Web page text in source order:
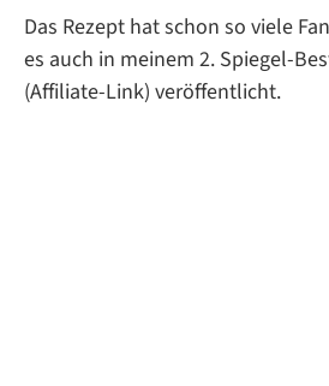
Das Rezept hat schon so viele
es auch in meinem 2. Spiegel-
(Affiliate-Link) veröffentlicht.